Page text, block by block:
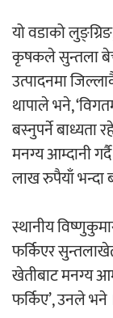
यो वडाको
कृषकले सुन्तला
उत्पादनमा
थापाले भने,
बस्नुपर्ने
मनग्य आम्दानी
लाख रुपैयाँ भन्दा
स्थानीय
फर्किएर
खेतीबाट मनग्य
फर्किए’, उनले भने